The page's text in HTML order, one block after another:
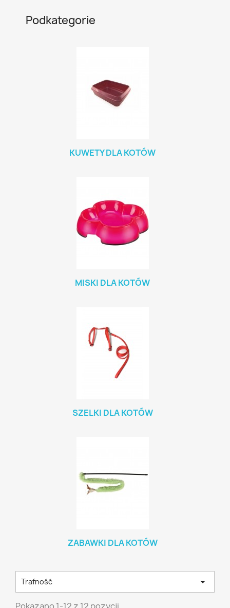
Podkategorie
KUWETY DLA KOTÓW
MISKI DLA KOTÓW
SZELKI DLA KOTÓW
ZABAWKI DLA KOTÓW
Trafność 